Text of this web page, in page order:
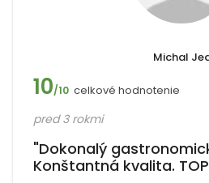
Michal
10/10 celkové hodnotenie
pred 3 rokmi
"Dokonalý
Konštantná kvalita.